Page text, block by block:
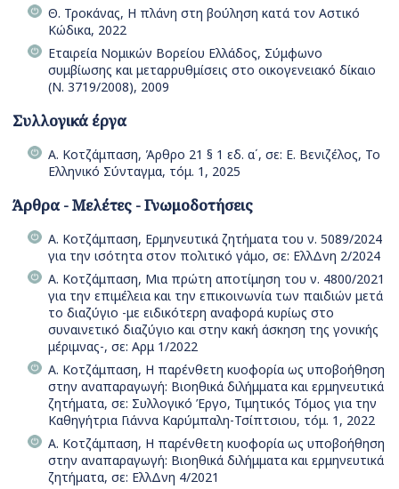
Θ. Τροκάνας, Η πλάνη στη βούληση κατά τον Αστικό
Κώδικα, 2022
Εταιρεία Νομικών Βορείου Ελλάδος, Σύμφωνο
συμβίωσης και μεταρρυθμίσεις στο οικογενειακό δίκαιο
(Ν. 3719/2008), 2009
Συλλογικά έργα
Α. Κοτζάμπαση, Άρθρο 21 § 1 εδ. α΄, σε: Ε. Βενιζέλος, Το
Ελληνικό Σύνταγμα, τόμ. 1, 2025
Άρθρα - Μελέτες - Γνωμοδοτήσεις
Α. Κοτζάμπαση, Ερμηνευτικά ζητήματα του ν. 5089/2024
για την ισότητα στον πολιτικό γάμο, σε: ΕλλΔνη 2/2024
Α. Κοτζάμπαση, Μια πρώτη αποτίμηση του ν. 4800/2021
για την επιμέλεια και την επικοινωνία των παιδιών μετά
το διαζύγιο -με ειδικότερη αναφορά κυρίως στο
συναινετικό διαζύγιο και στην κακή άσκηση της γονικής
μέριμνας-, σε: Αρμ 1/2022
Α. Κοτζάμπαση, Η παρένθετη κυοφορία ως υποβοήθηση
στην αναπαραγωγή: Βιοηθικά διλήμματα και ερμηνευτικά
ζητήματα, σε: Συλλογικό Έργο, Τιμητικός Τόμος για την
Καθηγήτρια Γιάννα Καρύμπαλη-Τσίπτσιου, τόμ. 1, 2022
Α. Κοτζάμπαση, Η παρένθετη κυοφορία ως υποβοήθηση
στην αναπαραγωγή: Βιοηθικά διλήμματα και ερμηνευτικά
ζητήματα, σε: ΕλλΔνη 4/2021